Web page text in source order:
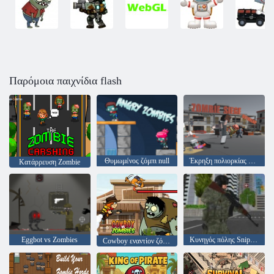
Παρόμοια παιχνίδια flash
Κατάρρευση Zombie Θυμωμένος ζόμπι null Έκρηξη πολιορκίας ζόμπι
Εggbot vs Zombies Cowboy εναντίον ζόμπι Κυνηγός πόλης Sniper Master